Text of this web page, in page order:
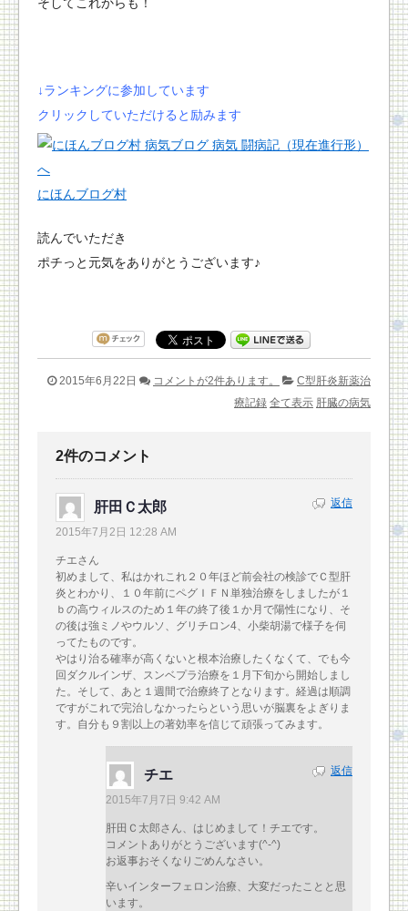
そしてこれからも！
↓ランキングに参加しています
クリックしていただけると励みます
にほんブログ村
読んでいただき
ポチっと元気をありがとうございます♪
2015年6月22日 コメントが2件あります。
C型肝炎新薬治
療記録 全て表示 肝臓の病気
2件のコメント
肝田Ｃ太郎
2015年7月2日 12:28 AM
チエさん
初めまして、私はかれこれ２０年ほど前会社の検診でＣ型肝
炎とわかり、１０年前にペグＩＦＮ単独治療をしましたが１
ｂの高ウィルスのため１年の終了後１か月で陽性になり、そ
の後は強ミノやウルソ、グリチロン4、小柴胡湯で様子を伺
ってたものです。
やはり治る確率が高くないと根本治療したくなくて、でも今
回ダクルインザ、スンベプラ治療を１月下旬から開始しまし
た。そして、あと１週間で治療終了となります。経過は順調
ですがこれで完治しなかったらという思いが脳裏をよぎりま
す。自分も９割以上の著効率を信じて頑張ってみます。
返信
チエ
2015年7月7日 9:42 AM
肝田Ｃ太郎さん、はじめまして！チエです。
コメントありがとうございます(^-^)
お返事おそくなりごめんなさい。
辛いインターフェロン治療、大変だったことと思
います。
返信